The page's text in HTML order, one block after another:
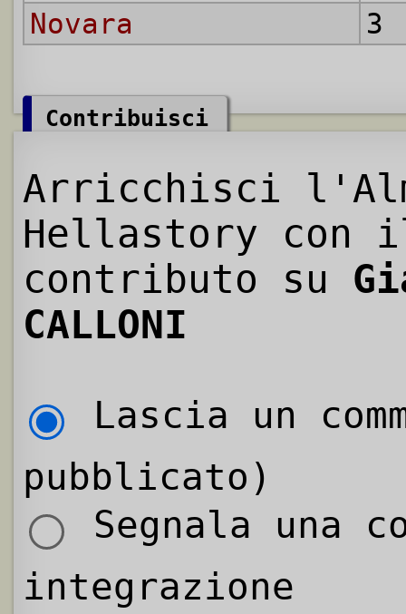
Novara
3
Contribuisci
Arricchisci
Hellastory con
contributo su
CALLONI
Lascia un
pubblicato)
Segnala una
integrazione